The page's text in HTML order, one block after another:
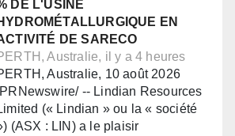
DE L'USINE
EN
DE SARECO
Australie, il y a 4 heures
Australie, 10 août 2026
-- Lindian Resources
(« Lindian » ou la « société
(ASX : LIN) a le plaisir